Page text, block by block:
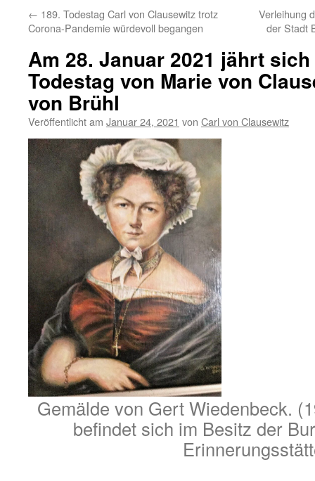
← 189. Todestag Carl von Clausewitz trotz
Corona-Pandemie würdevoll begangen
Verleihung
der Stadt
Am 28. Januar 2021 jährt
Todestag von Marie von
von Brühl
Veröffentlicht am Januar 24, 2021 von Carl von Clausewitz
Gemälde von Gert Wiedenbeck.
befindet sich im Besitz der